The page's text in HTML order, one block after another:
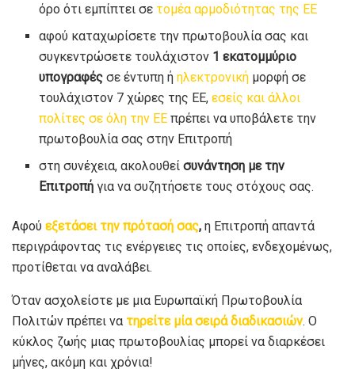
όρο ότι εμπίπτει σε τομέα αρμοδιότητας της ΕΕ
αφού καταχωρίσετε την πρωτοβουλία σας και
συγκεντρώσετε τουλάχιστον 1 εκατομμύριο
υπογραφέςσε έντυπη ήηλεκτρονική μορφή σε
τουλάχιστον 7 χώρες της ΕΕ, εσείς και άλλοι
πολίτες σε όλη την ΕΕ πρέπει να υποβάλετε την
πρωτοβουλία σας στην Επιτροπή
στη συνέχεια, ακολουθείσυνάντηση με την
Επιτροπή για να συζητήσετε τους στόχους σας.
Αφού εξετάσει την πρότασή σας, η Επιτροπή απαντά
περιγράφοντας τις ενέργειες τις οποίες, ενδεχομένως,
προτίθεται να αναλάβει.
Όταν ασχολείστε με μια Ευρωπαϊκή Πρωτοβουλία
Πολιτών πρέπει να τηρείτε μία σειρά διαδικασιών. Ο
κύκλος ζωής μιας πρωτοβουλίας μπορεί να διαρκέσει
μήνες, ακόμη και χρόνια!